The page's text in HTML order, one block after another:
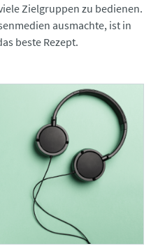
Zielgruppen zu bedienen.
ausmachte, ist in
beste Rezept.